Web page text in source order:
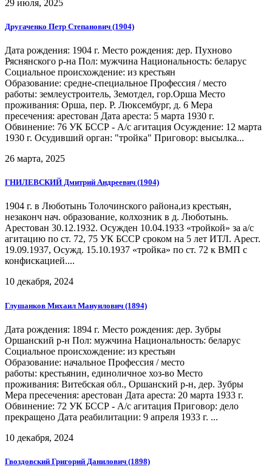
29 июля, 2025
Другаченко Петр Степанович (1904)
Дата рождения: 1904 г. Место рождения: дер. Пухново
Ряснянского р-на Пол: мужчина Национальность: беларус
Социальное происхождение: из крестьян
Образование: средне-специальное Профессия / место
работы: землеустроитель, Земотдел, гор.Орша Место
проживания: Орша, пер. Р. Люксембург, д. 6 Мера
пресечения: арестован Дата ареста: 5 марта 1930 г.
Обвинение: 76 УК БССР - А/с агитация Осуждение: 12 марта
1930 г. Осудивший орган: "тройка" Приговор: высылка...
26 марта, 2025
ГНИЛЕВСКИЙ Дмитрий Андреевич (1904)
1904 г. в Люботынь Толочинского района,из крестьян,
незаконч нач. образование, колхозник в д. Люботынь.
Арестован 30.12.1932. Осужден 10.04.1933 «тройкой» за а/с
агитацию по ст. 72, 75 УК БССР сроком на 5 лет ИТЛ. Арест.
19.09.1937, Осужд. 15.10.1937 «тройка» по ст. 72 к ВМП с
конфискацией....
10 декабря, 2024
Глушанков Михаил Мануилович (1894)
Дата рождения: 1894 г. Место рождения: дер. Зубры
Оршанский р-н Пол: мужчина Национальность: беларус
Социальное происхождение: из крестьян
Образование: начальное Профессия / место
работы: крестьянин, единоличное хоз-во Место
проживания: Витебская обл., Оршанский р-н, дер. Зубры
Мера пресечения: арестован Дата ареста: 20 марта 1933 г.
Обвинение: 72 УК БССР - А/с агитация Приговор: дело
прекращено Дата реабилитации: 9 апреля 1933 г. ...
10 декабря, 2024
Гвоздовский Григорий Данилович (1898)